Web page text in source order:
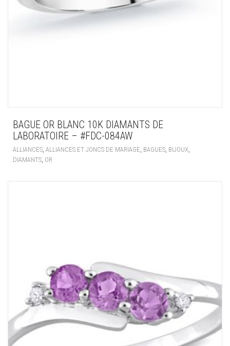
BAGUE OR BLANC 10K DIAMANTS DE
LABORATOIRE – #FDC-084AW
ALLIANCES ALLIANCES ET JONCS DE MARIAGE BAGUES BIJOUX
DIAMANTS OR